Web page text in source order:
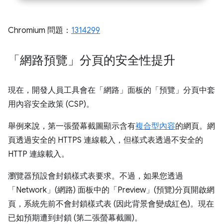
Chromium 問題： 1314299
「網路預覽」分頁的安全性提升
現在，開發人員工具會在「網路」面板的「預覽」分頁中套
用內容安全政策 (CSP)。
舉例來說，第一張螢幕截圖顯示含有複合型內容的網頁。網
頁透過安全的 HTTPS 連線載入，但樣式表透過不安全的
HTTP 連線載入。
瀏覽器預設會封鎖樣式表要求。不過，如果您透過
「Network」(網路) 面板中的「Preview」(預覽)分頁開啟網
頁，系統先前不會封鎖樣式表 (因此背景會變成紅色)。 現在
已如預期遭到封鎖 (第二張螢幕截圖)。